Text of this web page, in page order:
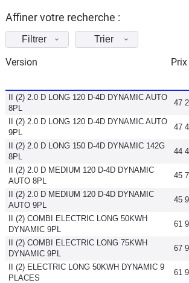
Guide
d'achat
Electriques
Utilitaires
Flottes
Auto
Services
Forum
Moto
Marques
Affiner votre recherche :
Filtrer Trier
Version Prix
II (2) 2.0 D LONG 120 D-4D DYNAMIC AUTO
8PL
47
II (2) 2.0 D LONG 120 D-4D DYNAMIC AUTO
9PL
47
II (2) 2.0 D LONG 150 D-4D DYNAMIC 142G
8PL
44
II (2) 2.0 D MEDIUM 120 D-4D DYNAMIC
AUTO 8PL
45
II (2) 2.0 D MEDIUM 120 D-4D DYNAMIC
AUTO 9PL
45
II (2) COMBI ELECTRIC LONG 50KWH
DYNAMIC 9PL
61
II (2) COMBI ELECTRIC LONG 75KWH
DYNAMIC 9PL
67
II (2) ELECTRIC LONG 50KWH DYNAMIC 9
PLACES
61